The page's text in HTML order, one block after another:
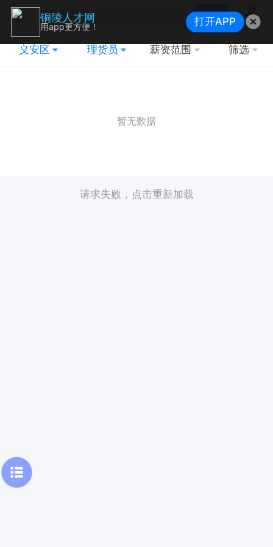
搜索
地图
义安区 理货员 薪资范围 筛选
暂无数据
请求失败，点击重新加载
铜陵人才网
用app更方便！ 打开APP